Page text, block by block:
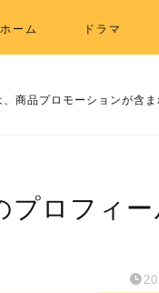
ホーム ドラマ
商品プロモーションが含ま
プロフィ